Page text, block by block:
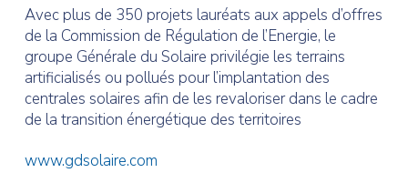
Avec plus de 350 projets lauréats aux appels d’offres
de la Commission de Régulation de l’Energie, le
groupe Générale du Solaire privilégie les terrains
artificialisés ou pollués pour l’implantation des
centrales solaires afin de les revaloriser dans le cadre
de la transition énergétique des territoires
www.gdsolaire.com